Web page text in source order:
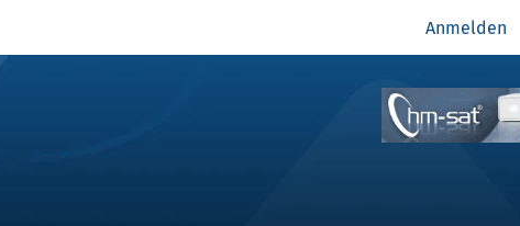
Anmelden